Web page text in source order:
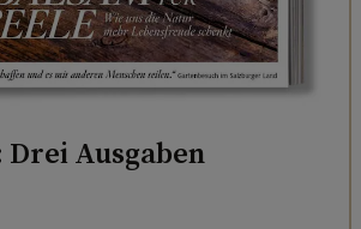
Ausgaben